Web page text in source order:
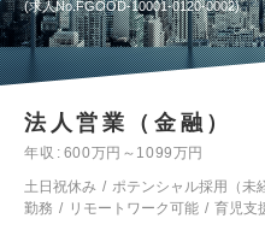
求人No.FGOOD-10001-0120-0002
法人営業（金融）
年収
600万円～1099万円
土日祝休み
ポテンシャル採用（未
勤務
リモートワーク可能 育児支